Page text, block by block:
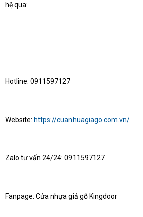
hệ qua:
Hotline: 0911597127
Website: https://cuanhuagiago.com.vn/
Zalo tư vấn 24/24: 0911597127
Fanpage: Cửa nhựa giả gỗ Kingdoor